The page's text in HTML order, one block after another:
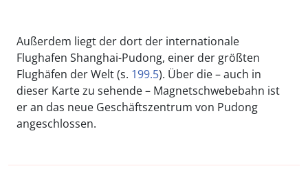
Außerdem liegt der dort der internationale
Flughafen Shanghai-Pudong, einer der größten
Flughäfen der Welt (s. 199.5). Über die – auch in
dieser Karte zu sehende – Magnetschwebebahn ist
er an das neue Geschäftszentrum von Pudong
angeschlossen.